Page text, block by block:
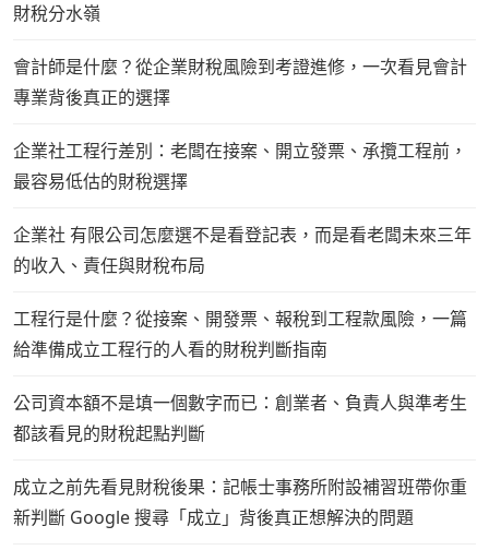
財稅分水嶺
會計師是什麼？從企業財稅風險到考證進修，一次看見會計
專業背後真正的選擇
企業社工程行差別：老闆在接案、開立發票、承攬工程前，
最容易低估的財稅選擇
企業社 有限公司怎麼選不是看登記表，而是看老闆未來三年
的收入、責任與財稅布局
工程行是什麼？從接案、開發票、報稅到工程款風險，一篇
給準備成立工程行的人看的財稅判斷指南
公司資本額不是填一個數字而已：創業者、負責人與準考生
都該看見的財稅起點判斷
成立之前先看見財稅後果：記帳士事務所附設補習班帶你重
新判斷 Google 搜尋「成立」背後真正想解決的問題